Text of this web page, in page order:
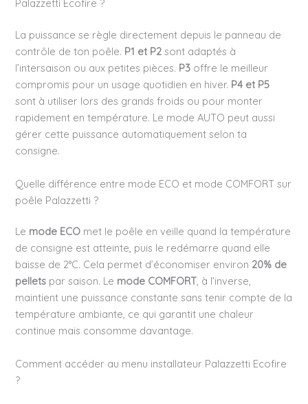
Palazzetti Ecofire ?
La puissance se règle directement depuis le panneau de
contrôle de ton poêle. P1 et P2 sont adaptés à
l’intersaison ou aux petites pièces. P3 offre le meilleur
compromis pour un usage quotidien en hiver. P4 et P5
sont à utiliser lors des grands froids ou pour monter
rapidement en température. Le mode AUTO peut aussi
gérer cette puissance automatiquement selon ta
consigne.
Quelle différence entre mode ECO et mode COMFORT sur
poêle Palazzetti ?
Le mode ECO met le poêle en veille quand la température
de consigne est atteinte, puis le redémarre quand elle
baisse de 2°C. Cela permet d’économiser environ 20% de
pellets par saison. Le mode COMFORT, à l’inverse,
maintient une puissance constante sans tenir compte de la
température ambiante, ce qui garantit une chaleur
continue mais consomme davantage.
Comment accéder au menu installateur Palazzetti Ecofire
?